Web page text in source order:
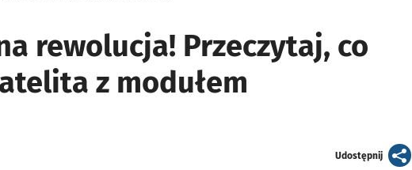
rewolucja! Przeczytaj, co
z modułem
Udostępnijartykuł